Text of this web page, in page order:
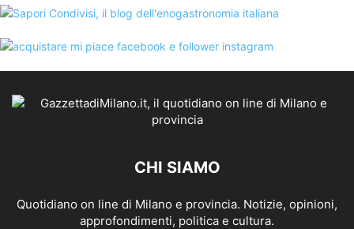
CHI SIAMO
Quotidiano on line di Milano e provincia. Notizie, opinioni,
approfondimenti, politica e cultura.